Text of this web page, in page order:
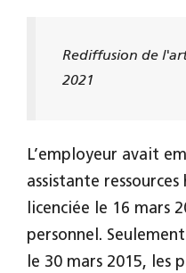
Rediffusion de
2021
L’employeur avait
assistante
licenciée le 16 mars
personnel.
le 30 mars 2015, les